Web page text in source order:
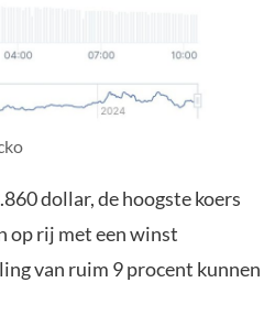
dollar, de hoogste koers
op rij met een winst
van ruim 9 procent kunnen